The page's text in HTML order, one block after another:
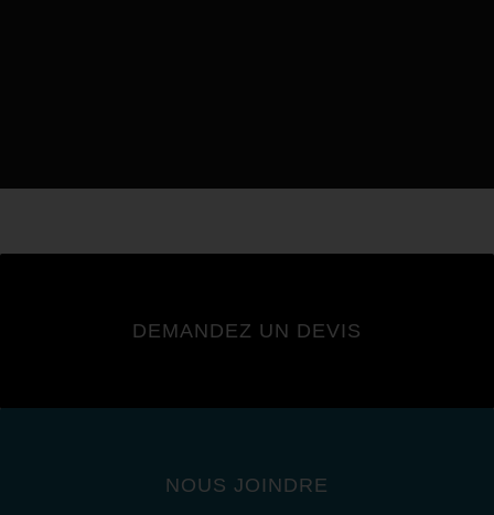
DEMANDEZ UN DEVIS
NOUS JOINDRE